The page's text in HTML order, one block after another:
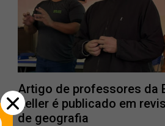
Artigo de professores da
Keller é publicado em
de geografia